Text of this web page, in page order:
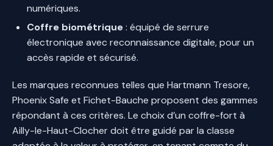
numériques.
Coffre biométrique: équipé de serrure
électronique avec reconnaissance digitale, pour un
accès rapide et sécurisé.
Les marques reconnues telles que Hartmann Tresore,
Phoenix Safe et Fichet-Bauche proposent des gammes
répondant à ces critères. Le choix d’un coffre-fort à
Ailly-le-Haut-Clocher doit être guidé par la classe